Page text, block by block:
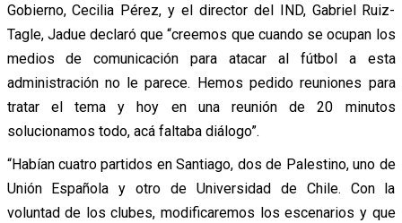
Gobierno, Cecilia Pérez, y el director del IND, Gabriel Ruiz-
Tagle, Jadue declaró que “creemos que cuando se ocupan los
medios de comunicación para atacar al fútbol a esta
administración no le parece. Hemos pedido reuniones para
tratar el tema y hoy en una reunión de 20 minutos
solucionamos todo, acá faltaba diálogo”.
“Habían cuatro partidos en Santiago, dos de Palestino, uno de
Unión Española y otro de Universidad de Chile. Con la
voluntad de los clubes, modificaremos los escenarios y que